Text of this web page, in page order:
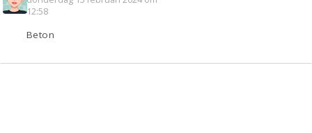
12:58
Beton